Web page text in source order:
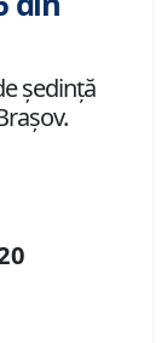
şedinţă